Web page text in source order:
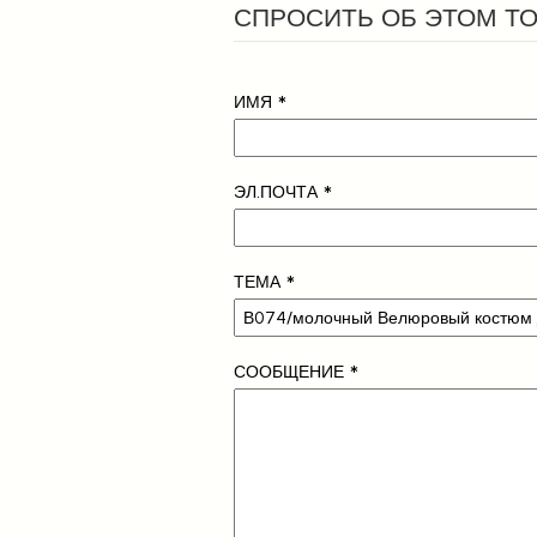
СПРОСИТЬ ОБ ЭТОМ
ИМЯ *
ЭЛ.ПОЧТА*
ТЕМА*
СООБЩЕНИЕ *